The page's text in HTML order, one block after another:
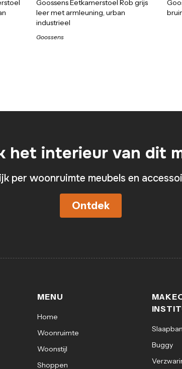
Goossens Eetkamerstoel Rob grijs
leer met armleuning, urban
industrieel
Goossens
het interieur van dit
per woonruimte meubels en
Ontdek
MENU
Home
Woonruimte
Woonstijl
Shoppen
Buggy